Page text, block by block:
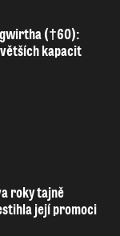
(†60):
kapacit
roky tajně
její promoci